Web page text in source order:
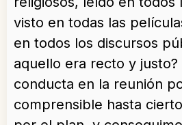
visto en todas las
en todos los discursos
aquello era recto y justo?
conducta en la reunión
comprensible hasta